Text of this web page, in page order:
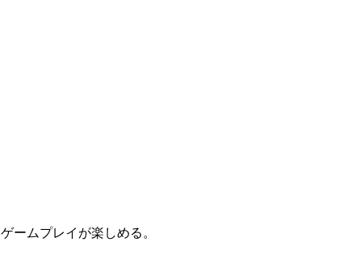
ームプレイが楽しめる。